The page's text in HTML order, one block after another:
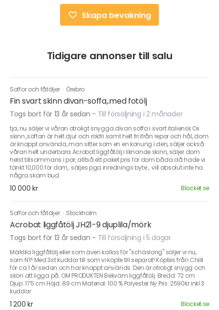
Skapa bevakning
Tidigare annonser till salu
Soffor och fåtöljer · Örebro
Fin svart skinn divan-soffa,.med fotölj
Togs bort för 13 år sedan - Till försäljning i 2 månader
tja,.nu säljer vi våran otroligt snygga divan soffa i svart italiensk Ox
skinn.,soffan är helt djur och rökfri samt helt fri ifrån repor och hål,.dom
är knappt använda,.man sitter som en en konung i den,.säljer också
våran helt underbara Acrobat liggfåtölj i liknande skinn,.säljer dom
helst tillsammans i par, alltså ett paket pris för dom båda då hade vi
tänkt 10,000 för dom,. säljes pga inrednings byte ,. vill absolut inte ha
några skam bud
10 000 kr Blocket.se
Soffor och fåtöljer · Stockholm
Acrobat liggfåtölj JH21-9 djuplila/mörk
Togs bort för 13 år sedan - Till försäljning i 5 dagar
Mörklila liggfåtölj eller som även kallas för "schäslong" säljer vi nu,
som NY! Med 3st kuddar till som vi köpte till separat! Köptes från Chilli
för ca 1 år sedan och har knappt används. Den är otroligt snygg och
skön att ligga på. OM PRODUKTEN Bekväm liggfåtölj. Bredd: 72 cm
Djup: 175 cm Höjd: 89 cm Material: 100 % Polyester Ny Pris: 2590kr inkl 3
kuddar
1 200 kr Blocket.se